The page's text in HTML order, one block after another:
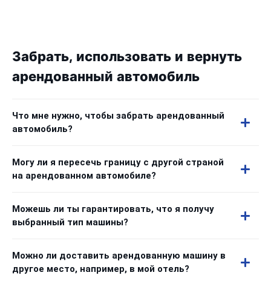
Забрать, использовать и вернуть
арендованный автомобиль
Что мне нужно, чтобы забрать арендованный
автомобиль?
Могу ли я пересечь границу с другой страной
на арендованном автомобиле?
Можешь ли ты гарантировать, что я получу
выбранный тип машины?
Можно ли доставить арендованную машину в
другое место, например, в мой отель?